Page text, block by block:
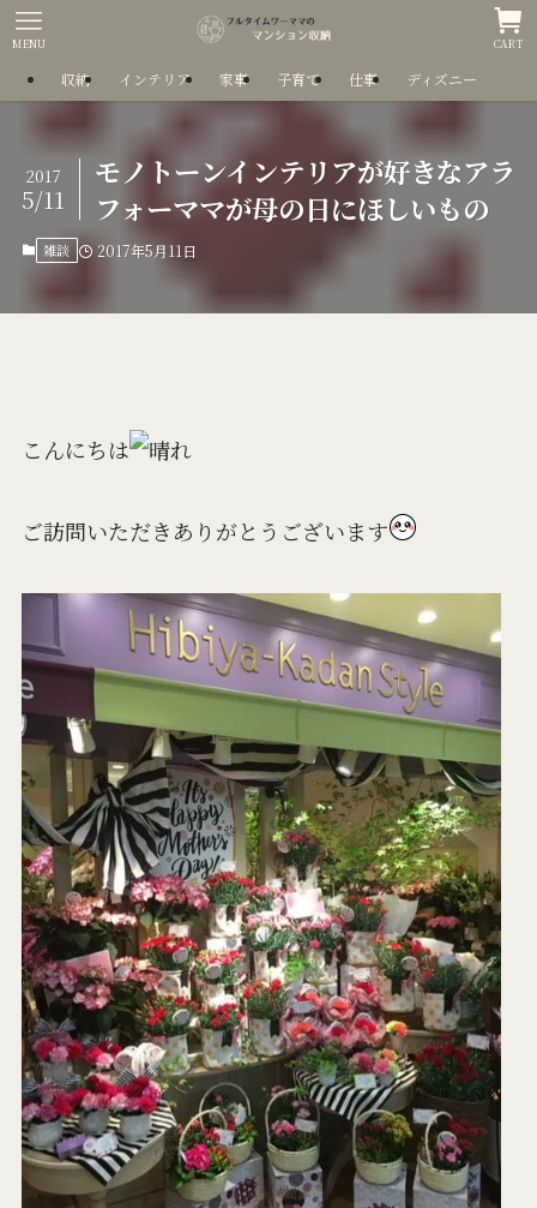
CART
MENU
収納 インテリア 家事 子育て 仕事 ディズニー
モノトーンインテリアが好きなアラ
フォーママが母の日にほしいもの
2017
5/11
雑談 2017年5月11日
こんにちは
ご訪問いただきありがとうございます